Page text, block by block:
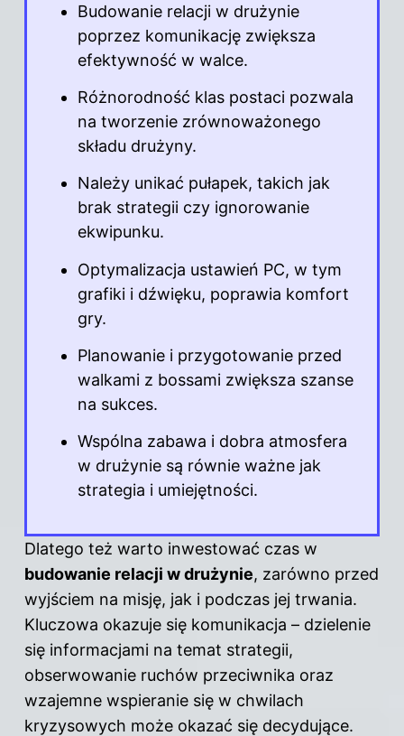
Budowanie relacji w drużynie
poprzez komunikację zwiększa
efektywność w walce.
Różnorodność klas postaci pozwala
na tworzenie zrównoważonego
składu drużyny.
Należy unikać pułapek, takich jak
brak strategii czy ignorowanie
ekwipunku.
Optymalizacja ustawień PC, w tym
grafiki i dźwięku, poprawia komfort
gry.
Planowanie i przygotowanie przed
walkami z bossami zwiększa szanse
na sukces.
Wspólna zabawa i dobra atmosfera
w drużynie są równie ważne jak
strategia i umiejętności.
Dlatego też warto inwestować czas w
budowanie relacji w drużynie, zarówno przed
wyjściem na misję, jak i podczas jej trwania.
Kluczowa okazuje się komunikacja – dzielenie
się informacjami na temat strategii,
obserwowanie ruchów przeciwnika oraz
wzajemne wspieranie się w chwilach
kryzysowych może okazać się decydujące.